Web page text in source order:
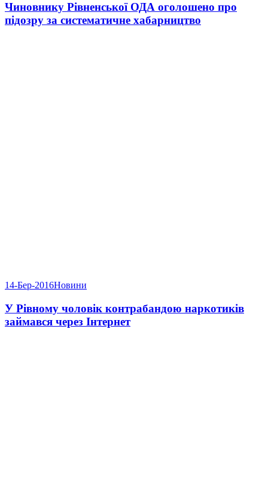
Чиновнику Рівненської ОДА оголошено про
підозру за систематичне хабарництво
14-Бер-2016Новини
У Рівному чоловік контрабандою наркотиків
займався через Інтернет